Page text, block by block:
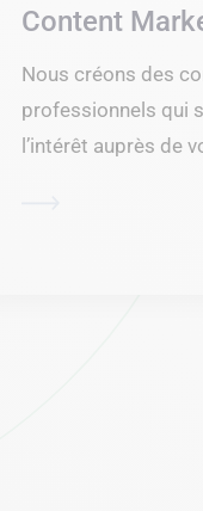
Content
Nous créons des
professionnels qui
l’intérêt auprès de